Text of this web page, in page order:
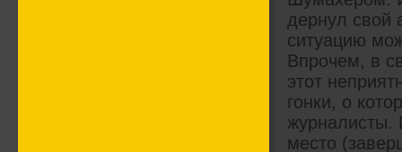
дернул свой
ситуацию
Впрочем, в
этот
гонки, о
журналисты.
место